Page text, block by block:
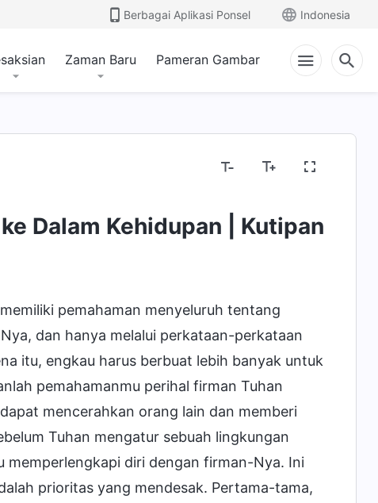
Berbagai Aplikasi Ponsel Indonesia
Zaman Baru Pameran Gambar
Dalam Kehidupan | Kutipan
pemahaman menyeluruh tentang
dan hanya melalui perkataan-perkataan
itu, engkau harus berbuat lebih banyak untuk
pemahamanmu perihal firman Tuhan
mencerahkan orang lain dan memberi
Tuhan mengatur sebuah lingkungan
memperlengkapi diri dengan firman-Nya. Ini
prioritas yang mendesak. Pertama-tama,